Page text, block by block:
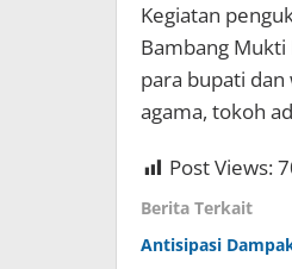
Kegiatan
Bambang Mukti
para bupati
agama, tokoh
Post Views:
Berita Terkait
Antisipasi